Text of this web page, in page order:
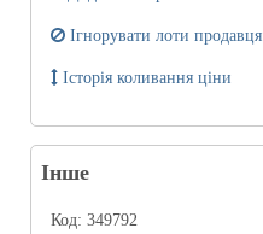
Ігнорувати лоти продавця
Історія коливання ціни
Інше
Код: 349792